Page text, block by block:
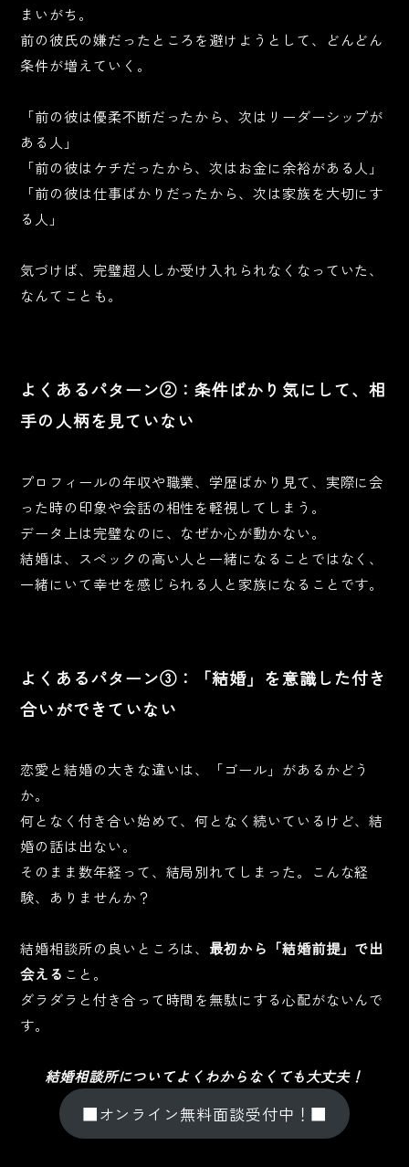
まいがち。
前の彼氏の嫌だったところを避けようとして、どんどん
条件が増えていく。
「前の彼は優柔不断だったから、次はリーダーシップが
ある人」
「前の彼はケチだったから、次はお金に余裕がある人」
「前の彼は仕事ばかりだったから、次は家族を大切にす
る人」
気づけば、完璧超人しか受け入れられなくなっていた、
なんてことも。
よくあるパターン②：条件ばかり気にして、相
手の人柄を見ていない
プロフィールの年収や職業、学歴ばかり見て、実際に会
った時の印象や会話の相性を軽視してしまう。
データ上は完璧なのに、なぜか心が動かない。
結婚は、スペックの高い人と一緒になることではなく、
一緒にいて幸せを感じられる人と家族になることです。
よくあるパターン③：「結婚」を意識した付き
合いができていない
恋愛と結婚の大きな違いは、「ゴール」があるかどう
か。
何となく付き合い始めて、何となく続いているけど、結
婚の話は出ない。
そのまま数年経って、結局別れてしまった。こんな経
験、ありませんか？
結婚相談所の良いところは、 最初から「結婚前提」で出
会える こと。
ダラダラと付き合って時間を無駄にする心配がないんで
す。
結婚相談所についてよくわからなくても大丈夫！
■オンライン無料面談受付中！■